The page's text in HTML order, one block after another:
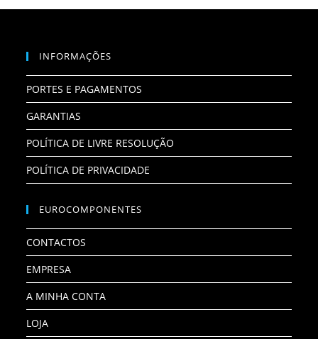
INFORMAÇÕES
PORTES E PAGAMENTOS
GARANTIAS
POLÍTICA DE LIVRE RESOLUÇÃO
POLÍTICA DE PRIVACIDADE
EUROCOMPONENTES
CONTACTOS
EMPRESA
A MINHA CONTA
LOJA